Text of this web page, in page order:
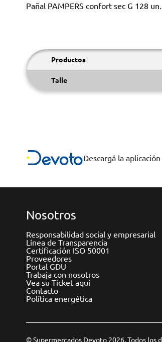
Pañal PAMPERS confort sec G 128 un.
Productos
Talle
Descargá la
Nosotros
Responsabilidad social y empresarial
Línea de Transparencia
Certificación ISO 50001
Proveedores
Portal GDU
Trabaja con nosotros
Vea su Ticket aquí
Contacto
Política energética
© Supermercados Devoto 2026. Todos los